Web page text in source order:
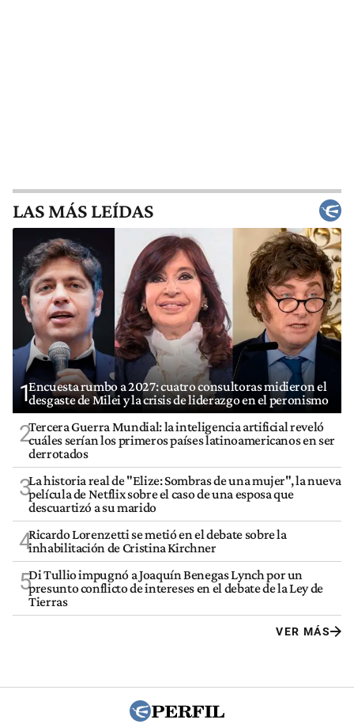
LAS MÁS LEÍDAS
1Encuesta rumbo a 2027: cuatro consultoras midieron el
desgaste de Milei y la crisis de liderazgo en el peronismo
2Tercera Guerra Mundial: la inteligencia artificial reveló
cuáles serían los primeros países latinoamericanos en ser
derrotados
3La historia real de "Elize: Sombras de una mujer", la nueva
película de Netflix sobre el caso de una esposa que
descuartizó a su marido
4Ricardo Lorenzetti se metió en el debate sobre la
inhabilitación de Cristina Kirchner
5Di Tullio impugnó a Joaquín Benegas Lynch por un
presunto conflicto de intereses en el debate de la Ley de
Tierras
VER MÁS